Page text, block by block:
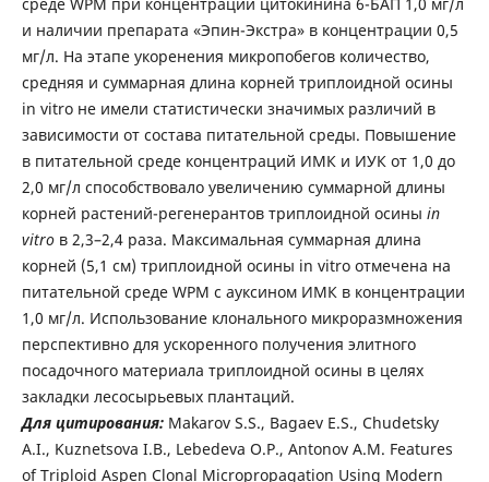
и наличии препарата «Эпин-Экстра» в концентрации 0,5
мг/л. На этапе укоренения микропобегов количество,
средняя и суммарная длина корней триплоидной осины
in vitro не имели статистически значимых различий в
зависимости от состава питательной среды. Повышение
в питательной среде концентраций ИМК и ИУК от 1,0 до
2,0 мг/л способствовало увеличению суммарной длины
корней растений-регенерантов триплоидной осины in
vitroв 2,3–2,4 раза. Максимальная суммарная длина
корней (5,1 см) триплоидной осины in vitro отмечена на
питательной среде WPM с ауксином ИМК в концентрации
1,0 мг/л. Использование клонального микроразмножения
перспективно для ускоренного получения элитного
посадочного материала триплоидной осины в целях
закладки лесосырьевых плантаций.
Для цитирования:Makarov S.S., Bagaev E.S., Chudetsky
A.I., Kuznetsova I.B., Lebedeva O.P., Antonov A.M. Features
of Triploid Aspen Clonal Micropropagation Using Modern